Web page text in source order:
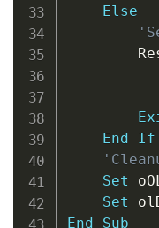
Else
End
If
Set
Set
End
Sub